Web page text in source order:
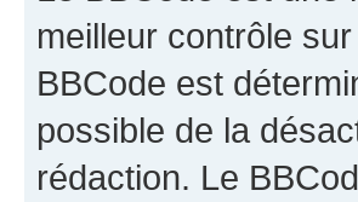
meilleur contrôle
BBCode est
possible de la
rédaction. Le